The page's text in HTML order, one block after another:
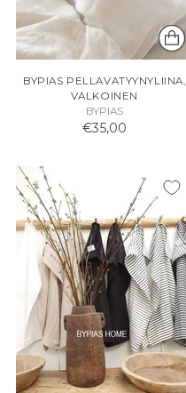
BYPIAS PELLAVATYYNYLIINA,
VALKOINEN
BYPIAS
€35,00